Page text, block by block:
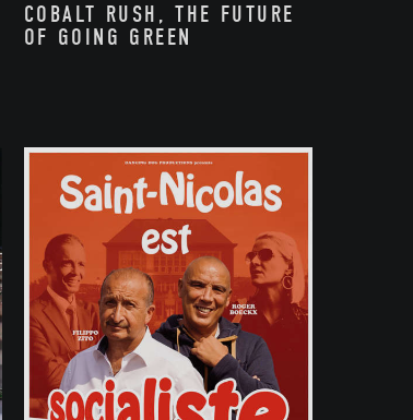
COBALT RUSH, THE FUTURE
OF GOING GREEN